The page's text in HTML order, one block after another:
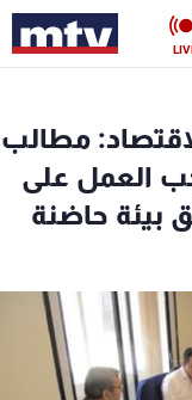
مطالب
العمل على
بيئة حاضنة